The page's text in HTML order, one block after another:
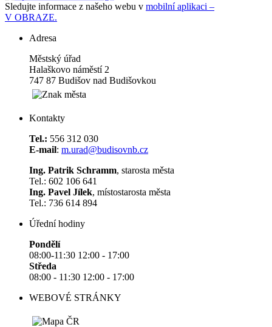
Sledujte informace z našeho webu v mobilní aplikaci –
V OBRAZE.
Adresa
Městský úřad
Halaškovo náměstí 2
747 87 Budišov nad Budišovkou
Kontakty
Tel.: 556 312 030
E-mail: m.urad@budisovnb.cz
Ing. Patrik Schramm, starosta města
Tel.: 602 106 641
Ing. Pavel Jílek, místostarosta města
Tel.: 736 614 894
Úřední hodiny
Pondělí
08:00-11:30 12:00 - 17:00
Středa
08:00 - 11:30 12:00 - 17:00
WEBOVÉ STRÁNKY